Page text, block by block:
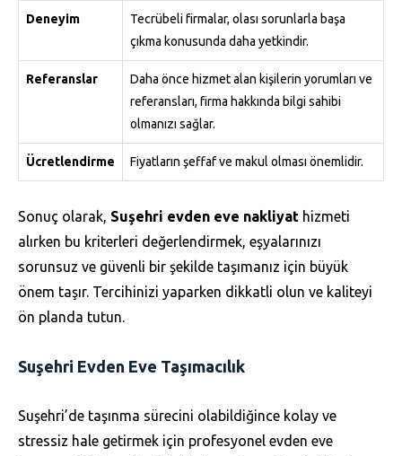
Deneyim
Tecrübeli firmalar, olası sorunlarla başa
çıkma konusunda daha yetkindir.
Referanslar
Daha önce hizmet alan kişilerin yorumları ve
referansları, firma hakkında bilgi sahibi
olmanızı sağlar.
Ücretlendirme Fiyatların şeffaf ve makul olması önemlidir.
Sonuç olarak, Suşehri evden eve nakliyat hizmeti
alırken bu kriterleri değerlendirmek, eşyalarınızı
sorunsuz ve güvenli bir şekilde taşımanız için büyük
önem taşır. Tercihinizi yaparken dikkatli olun ve kaliteyi
ön planda tutun.
Suşehri Evden Eve Taşımacılık
Suşehri’de taşınma sürecini olabildiğince kolay ve
stressiz hale getirmek için profesyonel evden eve